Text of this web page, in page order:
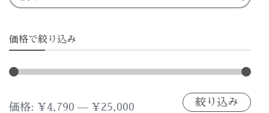
価格で絞り込み
最
最 絞り込み
価格: ¥4,790 — ¥25,000